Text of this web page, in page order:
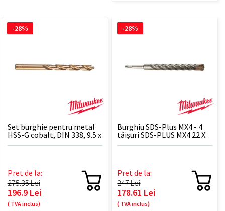
Set burghie pentru metal
HSS-G cobalt, DIN 338, 9.5 x
125 mm - 5 BUC
Pret de la:
275.35 Lei
196.9 Lei
( TVA inclus)
-28%
Burghiu SDS-Plus MX4 - 4
tăișuri SDS-PLUS MX4 22 X
250 - 1 BUC
Pret de la:
247 Lei
178.61 Lei
( TVA inclus)
-28%